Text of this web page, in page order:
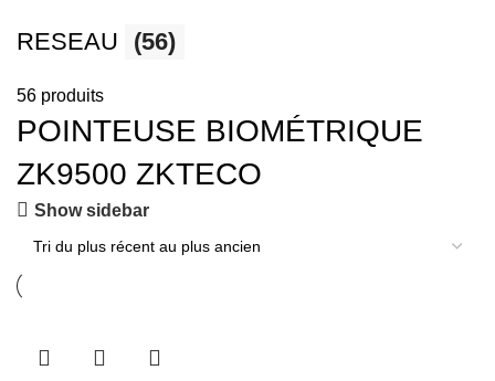
RESEAU (56)
56 produits
POINTEUSE BIOMÉTRIQUE
ZK9500 ZKTECO
Show sidebar